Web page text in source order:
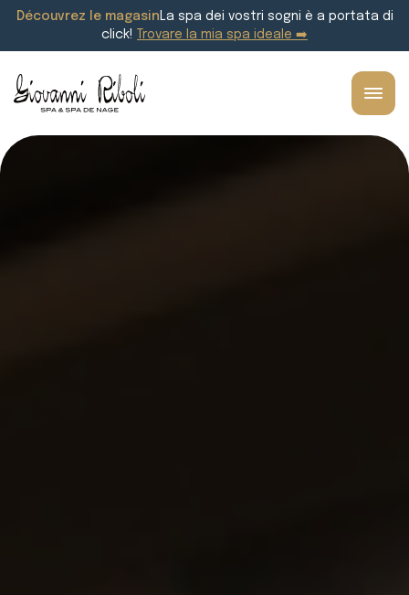
Découvrez le magasin La spa dei vostri sogni è a portata di
click!
Trovare la mia spa ideale ➡️